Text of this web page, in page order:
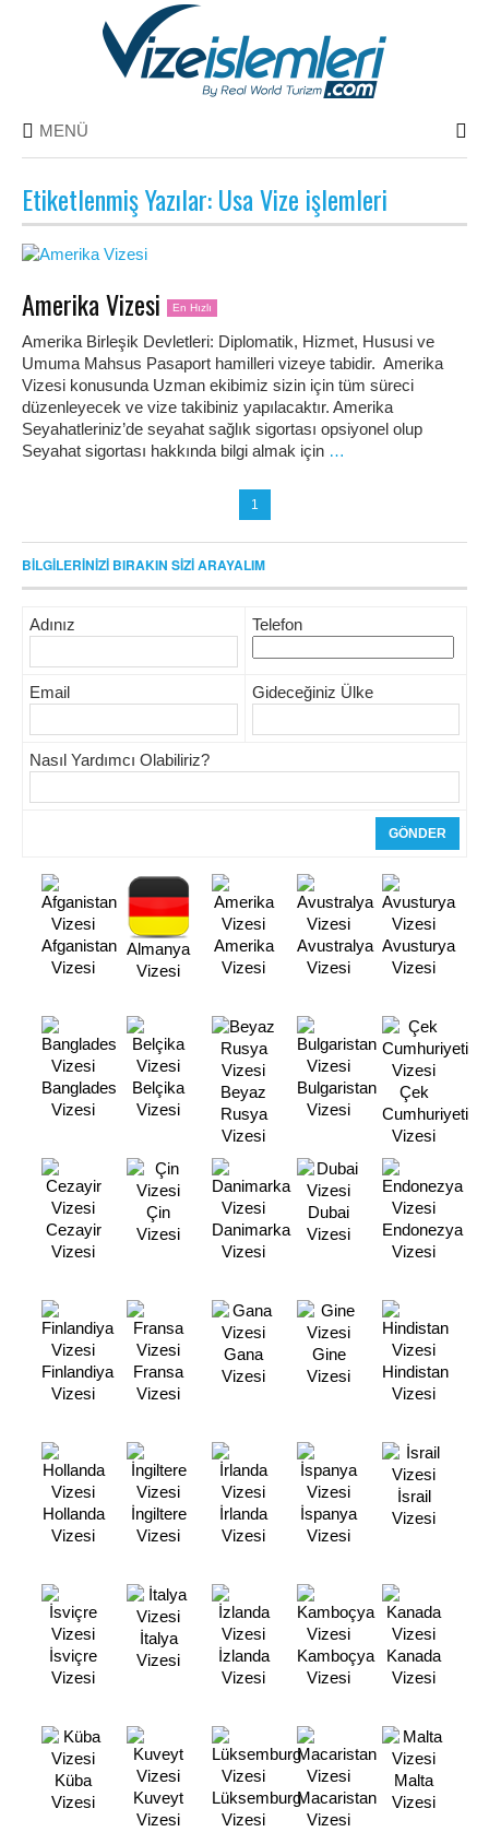
MENÜ
Etiketlenmiş Yazılar: Usa Vize işlemleri
Amerika Vizesi En Hızlı
Amerika Birleşik Devletleri: Diplomatik, Hizmet, Hususi ve
Umuma Mahsus Pasaport hamilleri vizeye tabidir. Amerika
Vizesi konusunda Uzman ekibimiz sizin için tüm süreci
düzenleyecek ve vize takibiniz yapılacaktır. Amerika
Seyahatleriniz’de seyahat sağlık sigortası opsiyonel olup
Seyahat sigortası hakkında bilgi almak için …
1
BİLGİLERİNİZİ BIRAKIN SİZİ ARAYALIM
Adınız Telefon
Email Gideceğiniz Ülke
Nasıl Yardımcı Olabiliriz?
Afganistan
Vizesi
Almanya
Vizesi
Amerika
Vizesi
Avustralya
Vizesi
Avusturya
Vizesi
Banglades
Vizesi
Belçika
Vizesi
Beyaz
Rusya
Vizesi
Bulgaristan
Vizesi
Çek
Cumhuriyeti
Vizesi
Cezayir
Vizesi
Çin
Vizesi
Danimarka
Vizesi
Dubai
Vizesi
Endonezya
Vizesi
Finlandiya
Vizesi
Fransa
Vizesi
Gana
Vizesi
Gine
Vizesi
Hindistan
Vizesi
Hollanda
Vizesi
İngiltere
Vizesi
İrlanda
Vizesi
İspanya
Vizesi
İsrail
Vizesi
İsviçre
Vizesi
İtalya
Vizesi
İzlanda
Vizesi
Kamboçya
Vizesi
Kanada
Vizesi
Küba
Vizesi
Kuveyt
Vizesi
Lüksemburg
Vizesi
Macaristan
Vizesi
Malta
Vizesi